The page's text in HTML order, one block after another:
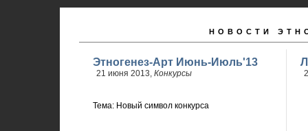
НОВОСТИ
Этногенез-Арт Июнь-Июль'13
21 июня 2013, Конкурсы
Тема: Новый символ конкурса